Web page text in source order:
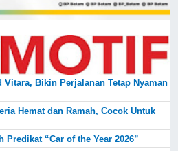
Vitara, Bikin Perjalanan Tetap Nyaman
Hemat dan Ramah, Cocok Untuk
“Car of the Year 2026”